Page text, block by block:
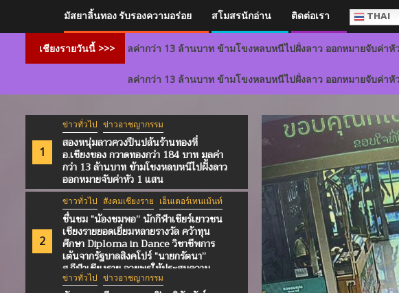
มัสยาลิ้นทอง รับรองความอร่อย สโมสรนักอ่าน ติดต่อเรา THAI
เชียงรายวันนี้ >>>
บาท มูลค่ากว่า 13 ล้านบาท ข้ามโขงหลบหนีไปฝั่งลาว ออกหมายจับค่าหัว 1 แสน 2
บาท มูลค่ากว่า 13 ล้านบาท ข้ามโขงหลบหนีไปฝั่งลาว ออกหมายจับค่าหัว 1 แสน 2
1
ข่าวทั่วไป ข่าวอาชญากรรม
สองหนุ่มลาวควงปืนปล้นร้านทองที่
อ.เชียงของ กวาดทองกว่า 184 บาท มูลค่า
กว่า 13 ล้านบาท ข้ามโขงหลบหนีไปฝั่งลาว
ออกหมายจับค่าหัว 1 แสน
2
ข่าวทั่วไป สังคมเชียงราย เอ็นเตอร์เทนเม้นท์
ชื่นชม “น้องชมพอ” นักกีฬาเชียร์เยาวชน
เชียงรายยอดเยี่ยมหลายรางวัล คว้าทุน
ศึกษา Diploma in Dance วิชาชีพการ
เต้นจากรัฐบาลสิงคโปร์ “นายกรัตนา”
ส.กีฬาเชียงราย อวยพรให้ประสบความ
สำเร็จมาพัฒนากีฬาเชียงราย
ข่าวทั่วไป ข่าวอาชญากรรม